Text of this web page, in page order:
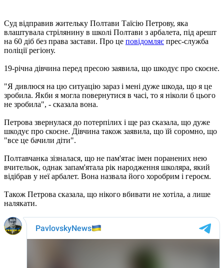
Суд відправив жительку Полтави Таїсію Петрову, яка
влаштувала стрілянину в школі Полтави з арбалета, під арешт
на 60 діб без права застави. Про це повідомляє прес-служба
поліції регіону.
19-річна дівчина перед пресою заявила, що шкодує про скоєне.
"Я дивлюся на цю ситуацію зараз і мені дуже шкода, що я це
зробила. Якби я могла повернутися в часі, то я ніколи б цього
не зробила", - сказала вона.
Петрова звернулася до потерпілих і ще раз сказала, що дуже
шкодує про скоєне. Дівчина також заявила, що їй соромно, що
"все це бачили діти".
Полтавчанка зізналася, що не пам'ятає імен поранених нею
вчительок, однак запам'ятала рік народження школяра, який
відібрав у неї арбалет. Вона назвала його хоробрим і героєм.
Також Петрова сказала, що нікого вбивати не хотіла, а лише
налякати.